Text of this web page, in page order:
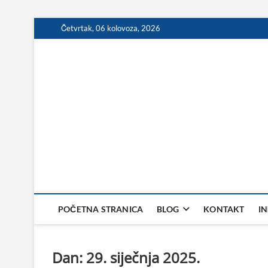
to
Četvrtak, 06 kolovoza, 2026
POČETNA STRANICA BLOG KONTAKT
Dan: 29. siječnja 2025.